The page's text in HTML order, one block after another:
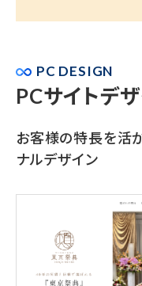
PC DESIGN
PCサイトデ
お客様の特長を活
ナルデザイン